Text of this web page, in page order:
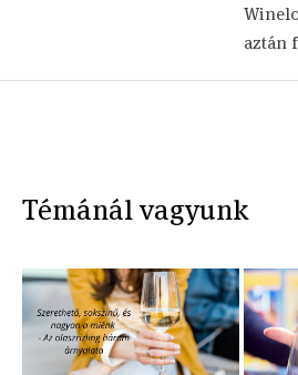
aztán
Témánál vagyunk